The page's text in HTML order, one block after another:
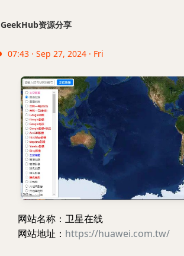
GeekHub资源分享
07:43 · Sep 27, 2024 · Fri
网站名称：卫星在线
网站地址： https://huawei.com.tw/